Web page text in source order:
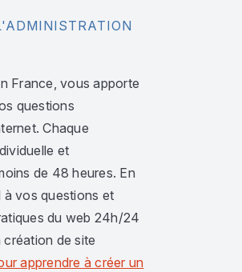
France, vous apporte
questions
Chaque
et
de 48 heures. En
vos questions et
du web 24h/24
de site
apprendre à créer un